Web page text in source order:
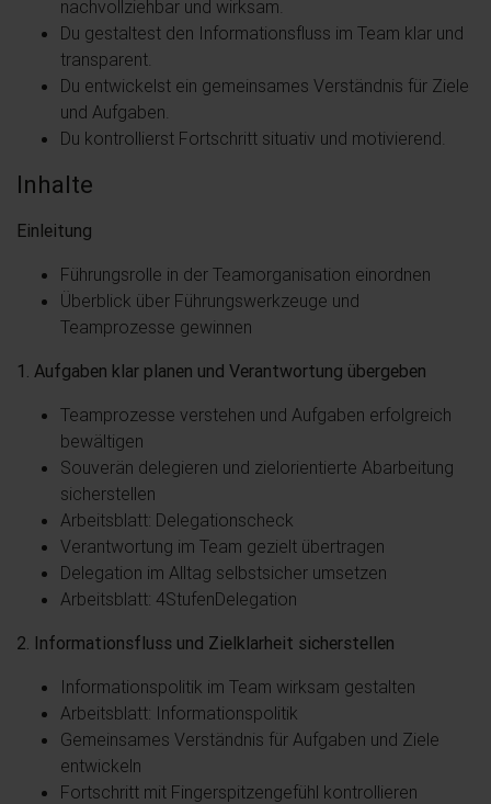
nachvollziehbar und wirksam.
Du gestaltest den Informationsfluss im Team klar und
transparent.
Du entwickelst ein gemeinsames Verständnis für Ziele
und Aufgaben.
Du kontrollierst Fortschritt situativ und motivierend.
Inhalte
Einleitung
Führungsrolle in der Teamorganisation einordnen
Überblick über Führungswerkzeuge und
Teamprozesse gewinnen
1. Aufgaben klar planen und Verantwortung übergeben
Teamprozesse verstehen und Aufgaben erfolgreich
bewältigen
Souverän delegieren und zielorientierte Abarbeitung
sicherstellen
Arbeitsblatt: Delegationscheck
Verantwortung im Team gezielt übertragen
Delegation im Alltag selbstsicher umsetzen
Arbeitsblatt: 4StufenDelegation
2. Informationsfluss und Zielklarheit sicherstellen
Informationspolitik im Team wirksam gestalten
Arbeitsblatt: Informationspolitik
Gemeinsames Verständnis für Aufgaben und Ziele
entwickeln
Fortschritt mit Fingerspitzengefühl kontrollieren